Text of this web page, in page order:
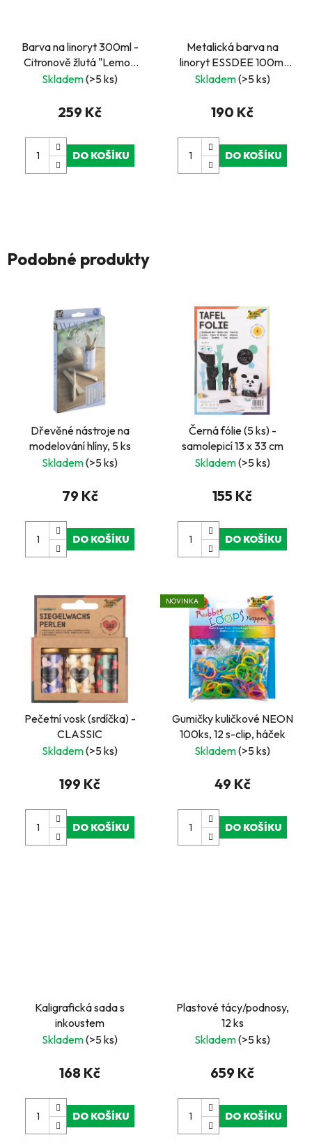
Barva na linoryt 300ml -
Citronově žlutá "Lemon
Yellow"
Skladem(>5 ks)
259 Kč
DO KOŠÍKU
Metalická barva na
linoryt ESSDEE 100ml
bronz
Skladem(>5 ks)
190 Kč
DO KOŠÍKU
Podobné produkty
Dřevěné nástroje na
modelování hlíny, 5 ks
Skladem(>5 ks)
79 Kč
DO KOŠÍKU
Černá fólie (5 ks) -
samolepicí 13 x 33 cm
Skladem(>5 ks)
155 Kč
DO KOŠÍKU
Pečetní vosk (srdíčka) -
CLASSIC
Skladem(>5 ks)
199 Kč
DO KOŠÍKU
NOVINKA
Gumičky kuličkové NEON
100ks, 12 s-clip, háček
Skladem(>5 ks)
49 Kč
DO KOŠÍKU
Kaligrafická sada s
inkoustem
Skladem(>5 ks)
168 Kč
DO KOŠÍKU
Plastové tácy/podnosy,
12 ks
Skladem(>5 ks)
659 Kč
DO KOŠÍKU